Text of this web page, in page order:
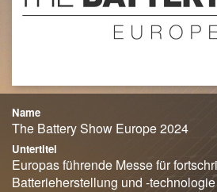
Name
The Battery Show Europe 2024
Untertitel
Europas führende Messe für
Batterieherstellung und -technologie